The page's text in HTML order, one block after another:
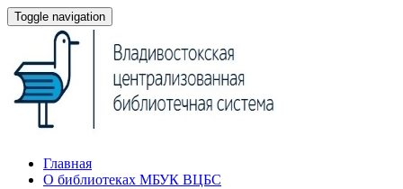
Toggle navigation
Главная
О библиотеках МБУК ВЦБС